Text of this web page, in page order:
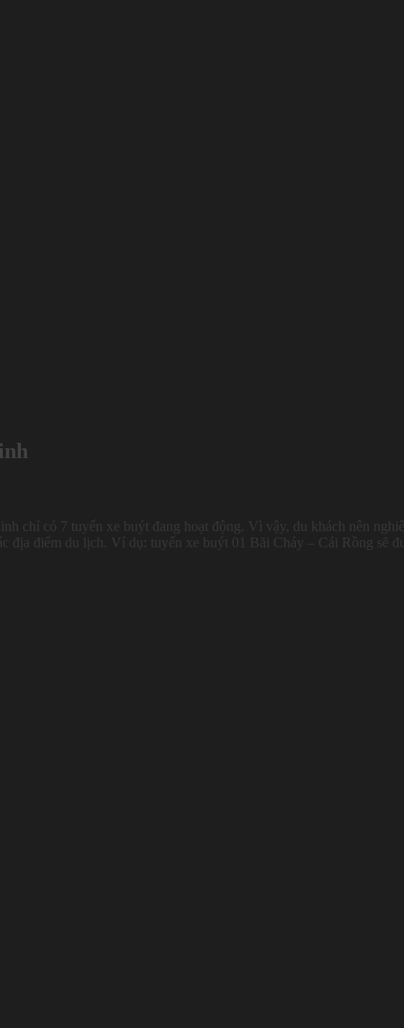
chỉ có 7 tuyến xe buýt đang hoạt động. Vì vậy, du khách nên
địa điểm du lịch. Ví dụ: tuyến xe buýt 01 Bãi Cháy – Cái Rồng sẽ